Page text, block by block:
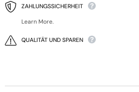
ZAHLUNGSSICHERHEIT
Learn More.
QUALITÄT UND SPAREN